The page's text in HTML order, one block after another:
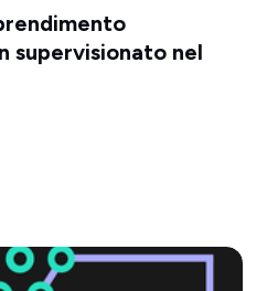
supervisionato nel